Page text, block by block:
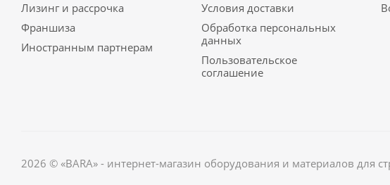
Лизинг и рассрочка
Франшиза
Иностранным партнерам
Условия доставки
Обработка персональных
данных
Пользовательское
соглашение
2026 © «BARA» - интернет-магазин оборудования и материалов для